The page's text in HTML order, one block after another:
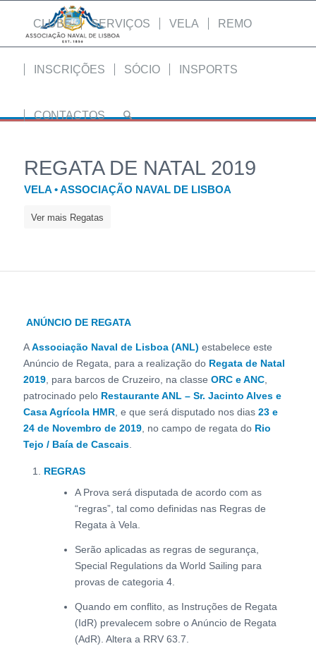
CLUBE SERVIÇOS VELA REMO
INSCRIÇÕES SÓCIO INSPORTS
CONTACTOS
REGATA DE NATAL 2019
VELA • ASSOCIAÇÃO NAVAL DE LISBOA
Ver mais Regatas
ANÚNCIO DE REGATA
AAssociação Naval de Lisboa (ANL) estabelece este
Anúncio de Regata, para a realização do Regata de Natal
2019, para barcos de Cruzeiro, na classe ORC e ANC,
patrocinado pelo Restaurante ANL – Sr. Jacinto Alves e
Casa Agrícola HMR, e que será disputado nos dias 23 e
24 de Novembro de 2019, no campo de regata do Rio
Tejo / Baía de Cascais.
REGRAS
A Prova será disputada de acordo com as
“regras”, tal como definidas nas Regras de
Regata à Vela.
Serão aplicadas as regras de segurança,
Special Regulations da World Sailing para
provas de categoria 4.
Quando em conflito, as Instruções de Regata
(IdR) prevalecem sobre o Anúncio de Regata
(AdR). Altera a RRV 63.7.